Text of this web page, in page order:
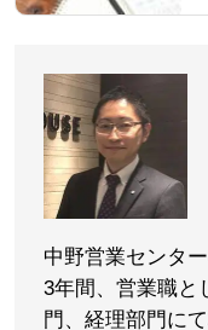
中野営業センタ
3年間、営業職と
門、経理部門に